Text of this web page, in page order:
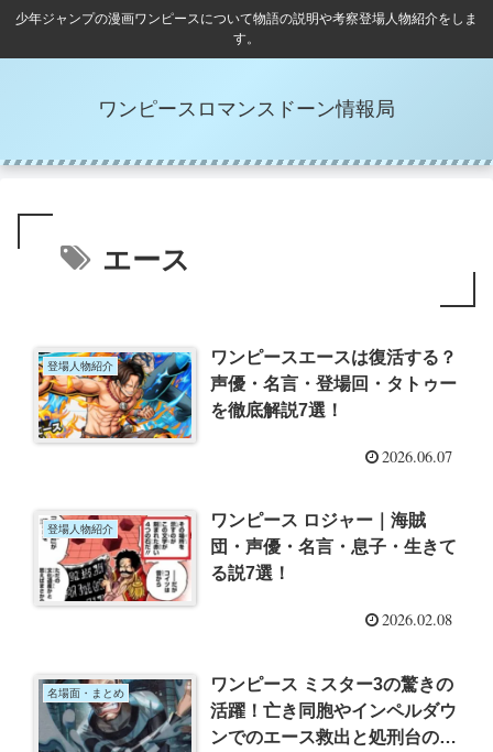
少年ジャンプの漫画ワンピースについて物語の説明や考察登場人物紹介をしま
す。
ワンピースロマンスドーン情報局
エース
登場人物紹介
ワンピースエースは復活する？
声優・名言・登場回・タトゥー
を徹底解説7選！
2026.06.07
登場人物紹介
ワンピース ロジャー｜海賊
団・声優・名言・息子・生きて
る説7選！
2026.02.08
名場面・まとめ
ワンピース ミスター3の驚きの
活躍！亡き同胞やインペルダウ
ンでのエース救出と処刑台の真